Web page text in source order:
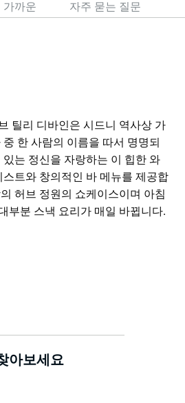
가까운 자주 묻는 질문
틸리 디바인은 시드니 역사상 가
한 사람의 이름을 따서 명명되
는 정신을 자랑하는 이 힙한 와
트와 창의적인 바 메뉴를 제공합
허브 정원의 쇼케이스이며 아침
부분 스낵 요리가 매일 바뀝니다.
중 한 사람의 이름을 따서 명명되
자랑하는 이 힙한 와인 바는 뛰
적인 바 메뉴를 제공합니다. 메뉴
의 쇼케이스이며 아침 시장에서
요리가 매일 바뀝니다.
아보세요